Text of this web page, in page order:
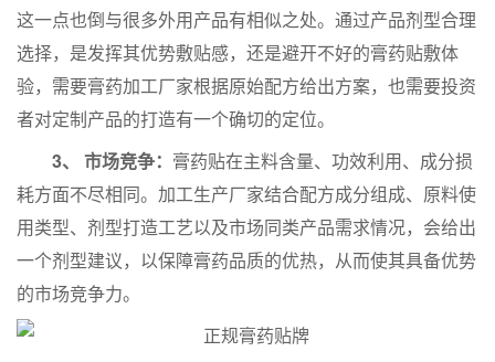
这一点也倒与很多外用产品有相似之处。通过产品剂型合理
选择，是发挥其优势敷贴感，还是避开不好的膏药贴敷体
验，需要膏药加工厂家根据原始配方给出方案，也需要投资
者对定制产品的打造有一个确切的定位。
3、 市场竞争： 膏药贴在主料含量、功效利用、成分损
耗方面不尽相同。加工生产厂家结合配方成分组成、原料使
用类型、剂型打造工艺以及市场同类产品需求情况，会给出
一个剂型建议，以保障膏药品质的优热，从而使其具备优势
的市场竞争力。